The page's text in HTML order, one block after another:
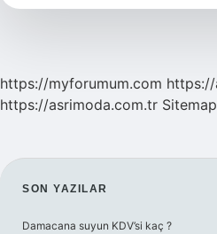
Oluşur
https://myforumum.com
https://asrimoda.com.tr Sitemap
SIDEBAR
SON YAZILAR
Damacana suyun KDV’si kaç ?